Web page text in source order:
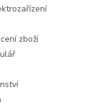
zboží